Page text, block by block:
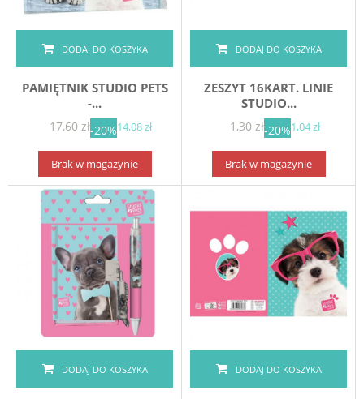
DODAJ DO KOSZYKA
PAMIĘTNIK STUDIO PETS
-...
17,60 zł-20%14,08 zł
Brak w magazynie
DODAJ DO KOSZYKA
ZESZYT 16KART. LINIE
STUDIO...
1,30 zł-20%1,04 zł
Brak w magazynie
DODAJ DO KOSZYKA DODAJ DO KOSZYKA